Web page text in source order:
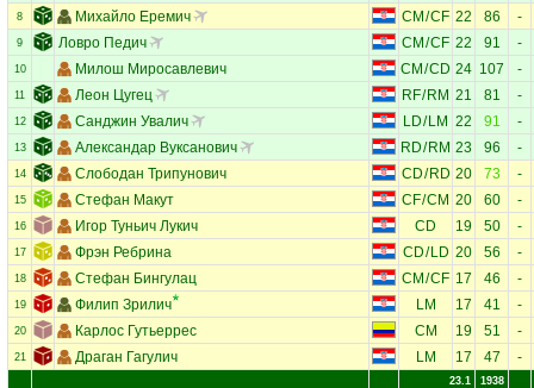
8 Михайло Еремич CM /CF 22 86 -
9 Ловро Педич CM /CF 22 91 -
10 Милош Миросавлевич CM /CD 24 107 -
11 Леон Цугец RF/ RM 21 81 -
12 Санджин Увалич LD/ LM 22 91 -
13 Александар Вуксанович RD/ RM 23 96 -
14 Слободан Трипунович CD/RD 20 73 -
15 Стефан Макут CF/CM 20 60 -
16 Игор Туньич Лукич CD 19 50 -
17 Фрэн Ребрина CD/LD 20 56 -
18 Стефан Бингулац CM /CF 17 46 -
19 Филип Зрилич LM 17 41 -
20 Карлос Гутьеррес CM 19 51 -
21 Драган Гагулич LM 17 47 -
23.1 1938